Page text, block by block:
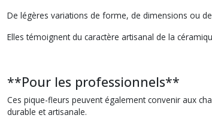
De légères variations de forme, de dimensions ou
Elles témoignent du caractère artisanal de la
**Pour les professionnels**
Ces pique-fleurs peuvent également convenir aux
durable et artisanale.